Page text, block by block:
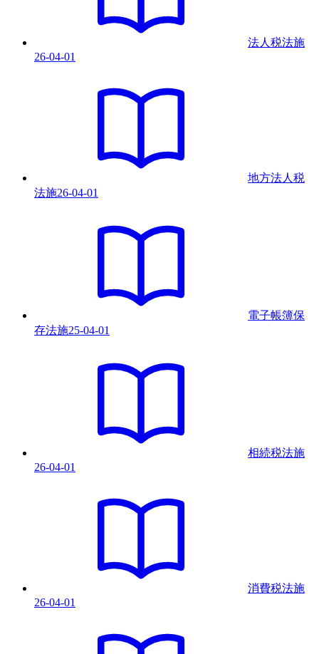
法人税法施
26-04-01
地方法人税
法施26-04-01
電子帳簿保
存法施25-04-01
相続税法施
26-04-01
消費税法施
26-04-01